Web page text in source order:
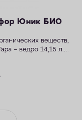
Фильтрующая смесь Аквафор Юник БИО
веществ,
– ведро 14,15 л.